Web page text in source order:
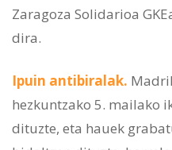
Zaragoza Solidarioa
dira.
Ipuin antibiralak.
hezkuntzako 5. mailako
dituzte, eta hauek